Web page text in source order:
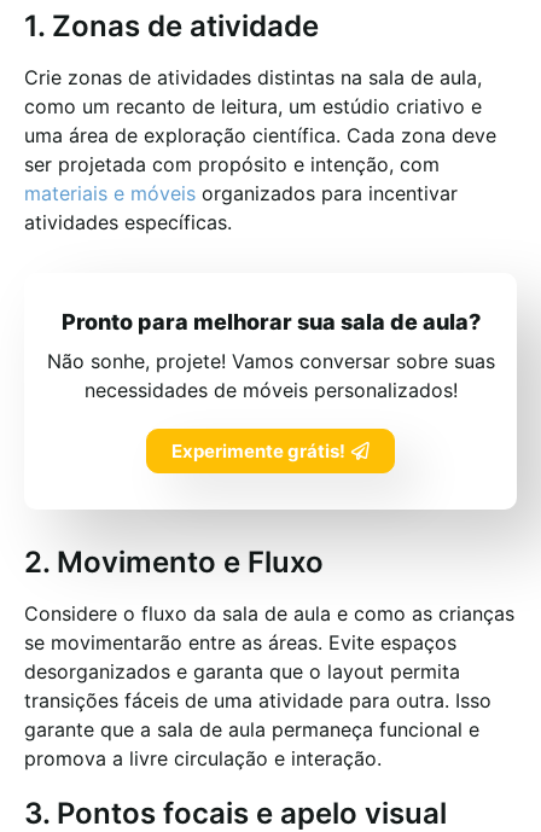
1. Zonas de atividade
Crie zonas de atividades distintas na sala de aula,
como um recanto de leitura, um estúdio criativo e
uma área de exploração científica. Cada zona deve
ser projetada com propósito e intenção, com
materiais e móveis organizados para incentivar
atividades específicas.
Pronto para melhorar sua sala de aula?
Não sonhe, projete! Vamos conversar sobre suas
necessidades de móveis personalizados!
Experimente grátis!
2. Movimento e Fluxo
Considere o fluxo da sala de aula e como as crianças
se movimentarão entre as áreas. Evite espaços
desorganizados e garanta que o layout permita
transições fáceis de uma atividade para outra. Isso
garante que a sala de aula permaneça funcional e
promova a livre circulação e interação.
3. Pontos focais e apelo visual